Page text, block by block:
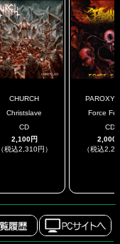
CHURCH
Christslave
CD
2,100円
（税込2,310円）
Force
CD
2,000
（税込